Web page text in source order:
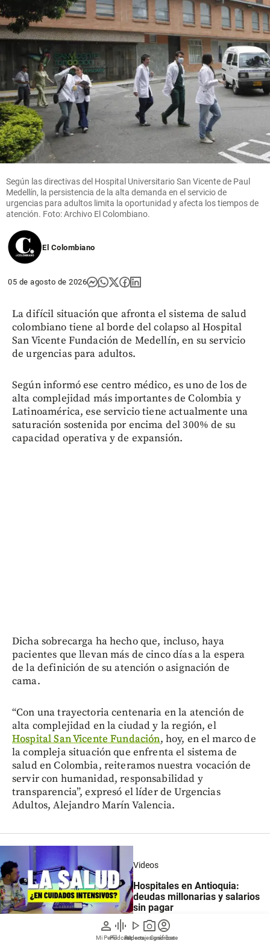
person
Mi Perfil
graphic_eq
Pódcast
play_arrow
Videos
photo_camera
Reportajes gráficos
account_circle
Suscríbete
Según las directivas del Hospital Universitario San Vicente de Paul
Medellín, la persistencia de la alta demanda en el servicio de
urgencias para adultos limita la oportunidad y afecta los tiempos de
atención. Foto: Archivo El Colombiano.
El Colombiano
05 de agosto de 2026
La difícil situación que afronta el sistema de salud
colombiano tiene al borde del colapso al Hospital
San Vicente Fundación de Medellín, en su servicio
de urgencias para adultos.
Según informó ese centro médico, es uno de los de
alta complejidad más importantes de Colombia y
Latinoamérica, ese servicio tiene actualmente una
saturación sostenida por encima del 300% de su
capacidad operativa y de expansión.
Dicha sobrecarga ha hecho que, incluso, haya
pacientes que llevan más de cinco días a la espera
de la definición de su atención o asignación de
cama.
“Con una trayectoria centenaria en la atención de
alta complejidad en la ciudad y la región, el
Hospital San Vicente Fundación, hoy, en el marco de
la compleja situación que enfrenta el sistema de
salud en Colombia, reiteramos nuestra vocación de
servir con humanidad, responsabilidad y
transparencia”, expresó el líder de Urgencias
Adultos, Alejandro Marín Valencia.
Videos
Hospitales en Antioquia:
deudas millonarias y salarios
sin pagar